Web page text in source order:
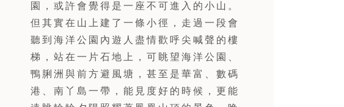
園，或許會覺得是一座不可進入的小山。
但其實在山上建了一條小徑，走過一段會
聽到海洋公園內遊人盡情歡呼尖喊聲的樓
梯，站在一片石地上，可眺望海洋公園、
鴨脷洲與前方避風塘，甚至是華富、數碼
港、南丫島一帶，能見度好的時候，更能